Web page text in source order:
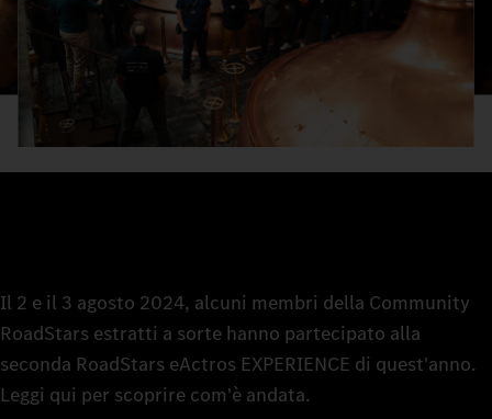
Il 2 e il 3 agosto 2024, alcuni membri della Community
RoadStars estratti a sorte hanno partecipato alla
seconda RoadStars eActros EXPERIENCE di quest'anno.
Leggi qui per scoprire com'è andata.